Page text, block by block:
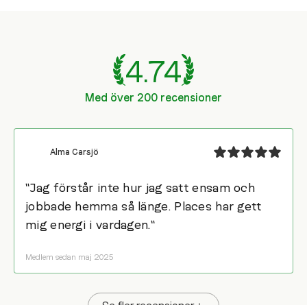
4.74
Med över 200 recensioner
Alma Carsjö
"Jag förstår inte hur jag satt ensam och
jobbade hemma så länge. Places har gett
mig energi i vardagen."
Medlem sedan maj 2025